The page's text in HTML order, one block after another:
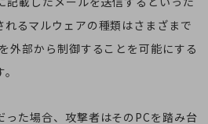
ン
るマルウェアの種類はさまざまで
外部から制御することを可能にする
った場合、攻撃者はそのPCを踏み台